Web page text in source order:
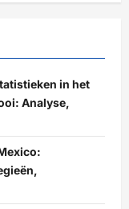
in het
Analyse,